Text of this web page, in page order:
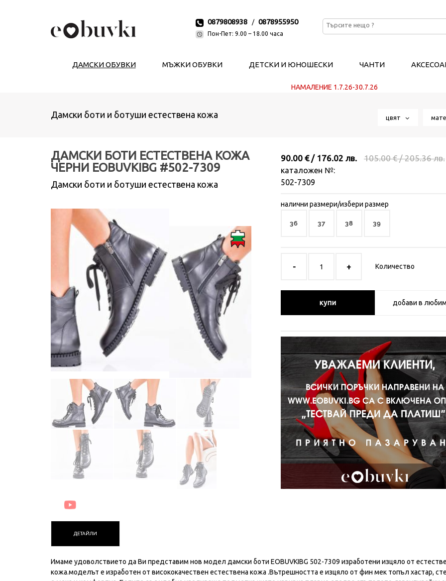
0879808938 / 0878955950
Пон-Пет: 9.00 – 18.00 часа
ДАМСКИ ОБУВКИ МЪЖКИ ОБУВКИ ДЕТСКИ И ЮНОШЕСКИ ЧАНТИ
НАМАЛЕНИЕ 1.7.26-30.7.26
Дамски боти и ботуши естествена кожа цвят
ДАМСКИ БОТИ ЕСТЕСТВЕНА КОЖА
ЧЕРНИ EOBUVKIBG #502-7309
Дамски боти и ботуши естествена кожа
90.00 € / 176.02 лв. 105.00 € / 205.36 лв.
каталожен №:
502-7309
налични размери/избери размер
36 37 38 39
Количество
купи добави в
ДЕТАЙЛИ
Имаме удоволствието да Ви представим нов модел дамски боти EOBUVKIBG 502-7309 изработени изцяло от
кожа.моделът е изработен от висококачествен естествена кожа .Вътрешността е изцяло от фин мек топъл хастар,